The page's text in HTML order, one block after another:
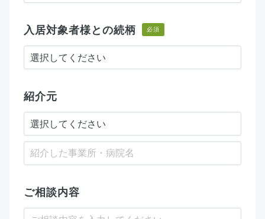
入居対象者様との続柄 必須
紹介元
ご相談内容